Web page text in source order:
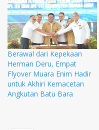
Berawal dari Kepekaan
Herman Deru, Empat
Flyover Muara Enim Hadir
untuk Akhiri Kemacetan
Angkutan Batu Bara